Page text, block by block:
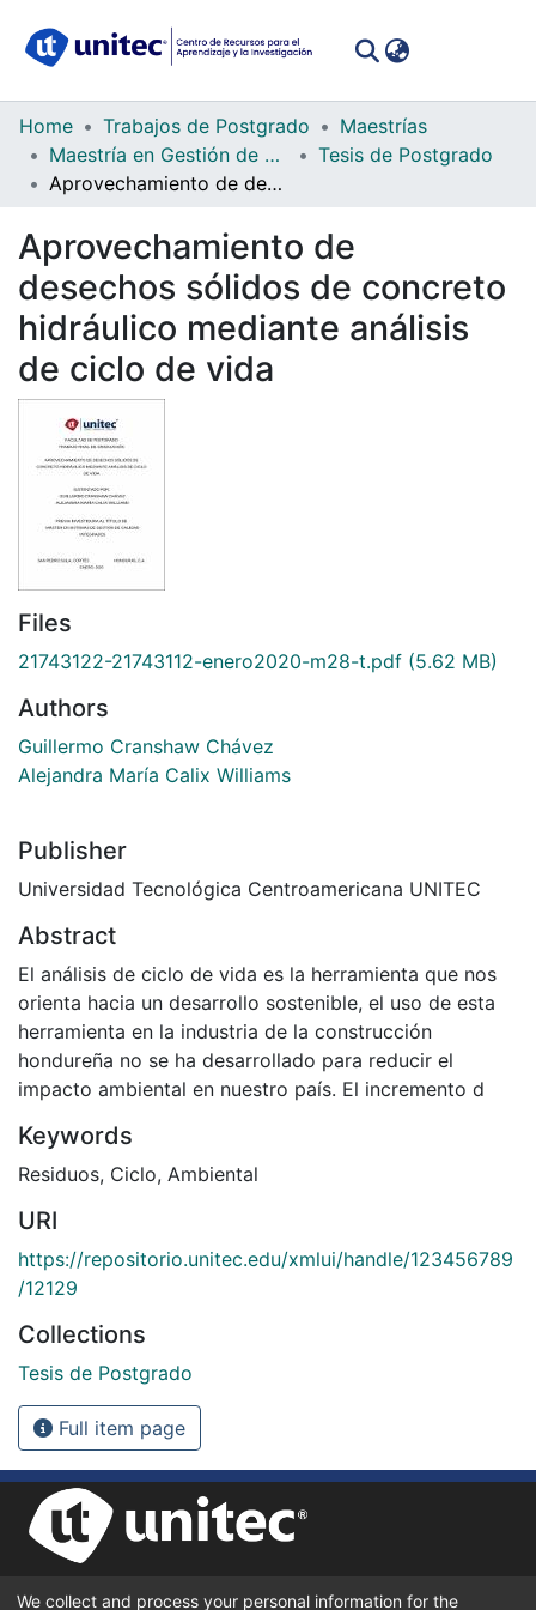
Communities
Collections
All of DSpace
Statistics
Home Trabajos de Postgrado
Maestrías
Maestría en Gestión de Calidad Integrados
Tesis de Postgrado
Aprovechamiento de desechos sólidos de concreto hidráulico mediante análisis de ciclo de vida
Aprovechamiento de
desechos sólidos de concreto
hidráulico mediante análisis
de ciclo de vida
Files
21743122-21743112-enero2020-m28-t.pdf (5.62 MB)
Authors
Guillermo Cranshaw Chávez
Alejandra María Calix Williams
Publisher
Universidad Tecnológica Centroamericana UNITEC
Abstract
El análisis de ciclo de vida es la herramienta que nos
orienta hacia un desarrollo sostenible, el uso de esta
herramienta en la industria de la construcción
hondureña no se ha desarrollado para reducir el
impacto ambiental en nuestro país. El incremento d
Keywords
Residuos, Ciclo, Ambiental
URI
https://repositorio.unitec.edu/xmlui/handle/123456789
/12129
Collections
Tesis de Postgrado
Full item page
We collect and process your personal information for the